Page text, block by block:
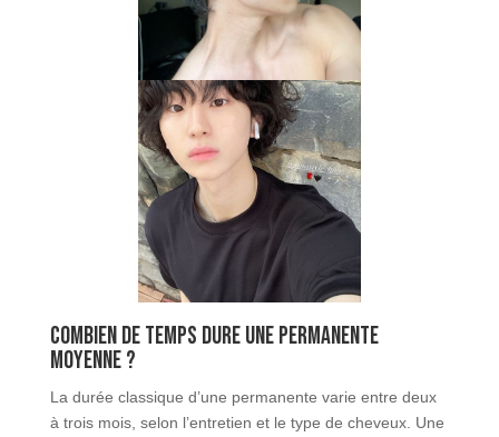
Combien de temps dure une permanente
moyenne ?
La durée classique d’une permanente varie entre deux
à trois mois, selon l’entretien et le type de cheveux. Une